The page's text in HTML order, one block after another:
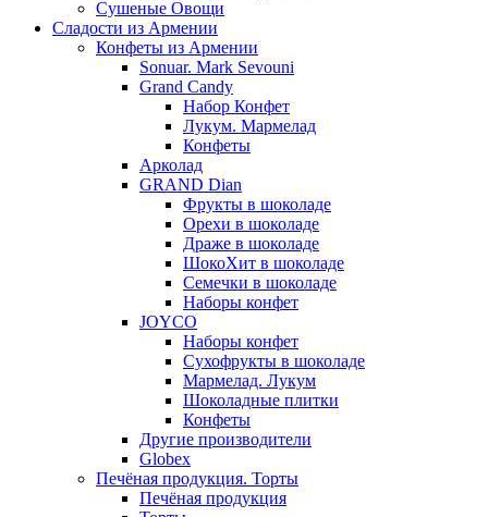
Сушеные Овощи
Сладости из Армении
Конфеты из Армении
Sonuar. Mark Sevouni
Grand Candy
Набор Конфет
Лукум. Мармелад
Конфеты
Арколад
GRAND Dian
Фрукты в шоколаде
Орехи в шоколаде
Драже в шоколаде
ШокоХит в шоколаде
Семечки в шоколаде
Наборы конфет
JOYCO
Наборы конфет
Сухофрукты в шоколаде
Мармелад. Лукум
Шоколадные плитки
Конфеты
Другие производители
Globex
Печёная продукция. Торты
Печёная продукция